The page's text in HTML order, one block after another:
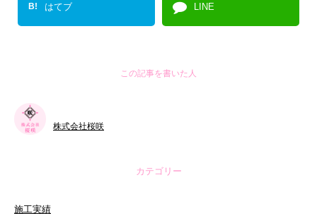
B! はてブ LINE
この記事を書いた人
株式会社桜咲
カテゴリー
施工実績